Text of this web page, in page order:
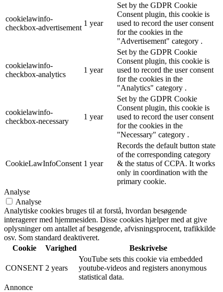
cookielawinfo-
checkbox-advertisement
1 year
Set by the GDPR Cookie
Consent plugin, this cookie is
used to record the user consent
for the cookies in the
"Advertisement" category .
cookielawinfo-
checkbox-analytics
1 year
Set by the GDPR Cookie
Consent plugin, this cookie is
used to record the user consent
for the cookies in the
"Analytics" category .
cookielawinfo-
checkbox-necessary
1 year
Set by the GDPR Cookie
Consent plugin, this cookie is
used to record the user consent
for the cookies in the
"Necessary" category .
CookieLawInfoConsent 1 year
Records the default button state
of the corresponding category
& the status of CCPA. It works
only in coordination with the
primary cookie.
Analyse
Analyse
Analytiske cookies bruges til at forstå, hvordan besøgende
interagerer med hjemmesiden. Disse cookies hjælper med at give
oplysninger om antallet af besøgende, afvisningsprocent, trafikkilde
osv. Som standard deaktiveret.
Cookie
Varighed Beskrivelse
CONSENT 2 years
YouTube sets this cookie via embedded
youtube-videos and registers anonymous
statistical data.
Annonce